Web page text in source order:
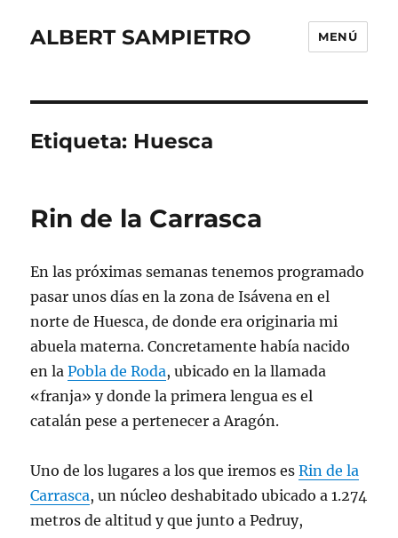
ALBERT SAMPIETRO MENÚ
Etiqueta: Huesca
Rin de la Carrasca
En las próximas semanas tenemos programado
pasar unos días en la zona de Isávena en el
norte de Huesca, de donde era originaria mi
abuela materna. Concretamente había nacido
en laPobla de Roda, ubicado en la llamada
«franja» y donde la primera lengua es el
catalán pese a pertenecer a Aragón.
Uno de los lugares a los que iremos esRin de la
Carrasca, un núcleo deshabitado ubicado a 1.274
metros de altitud y que junto a Pedruy,